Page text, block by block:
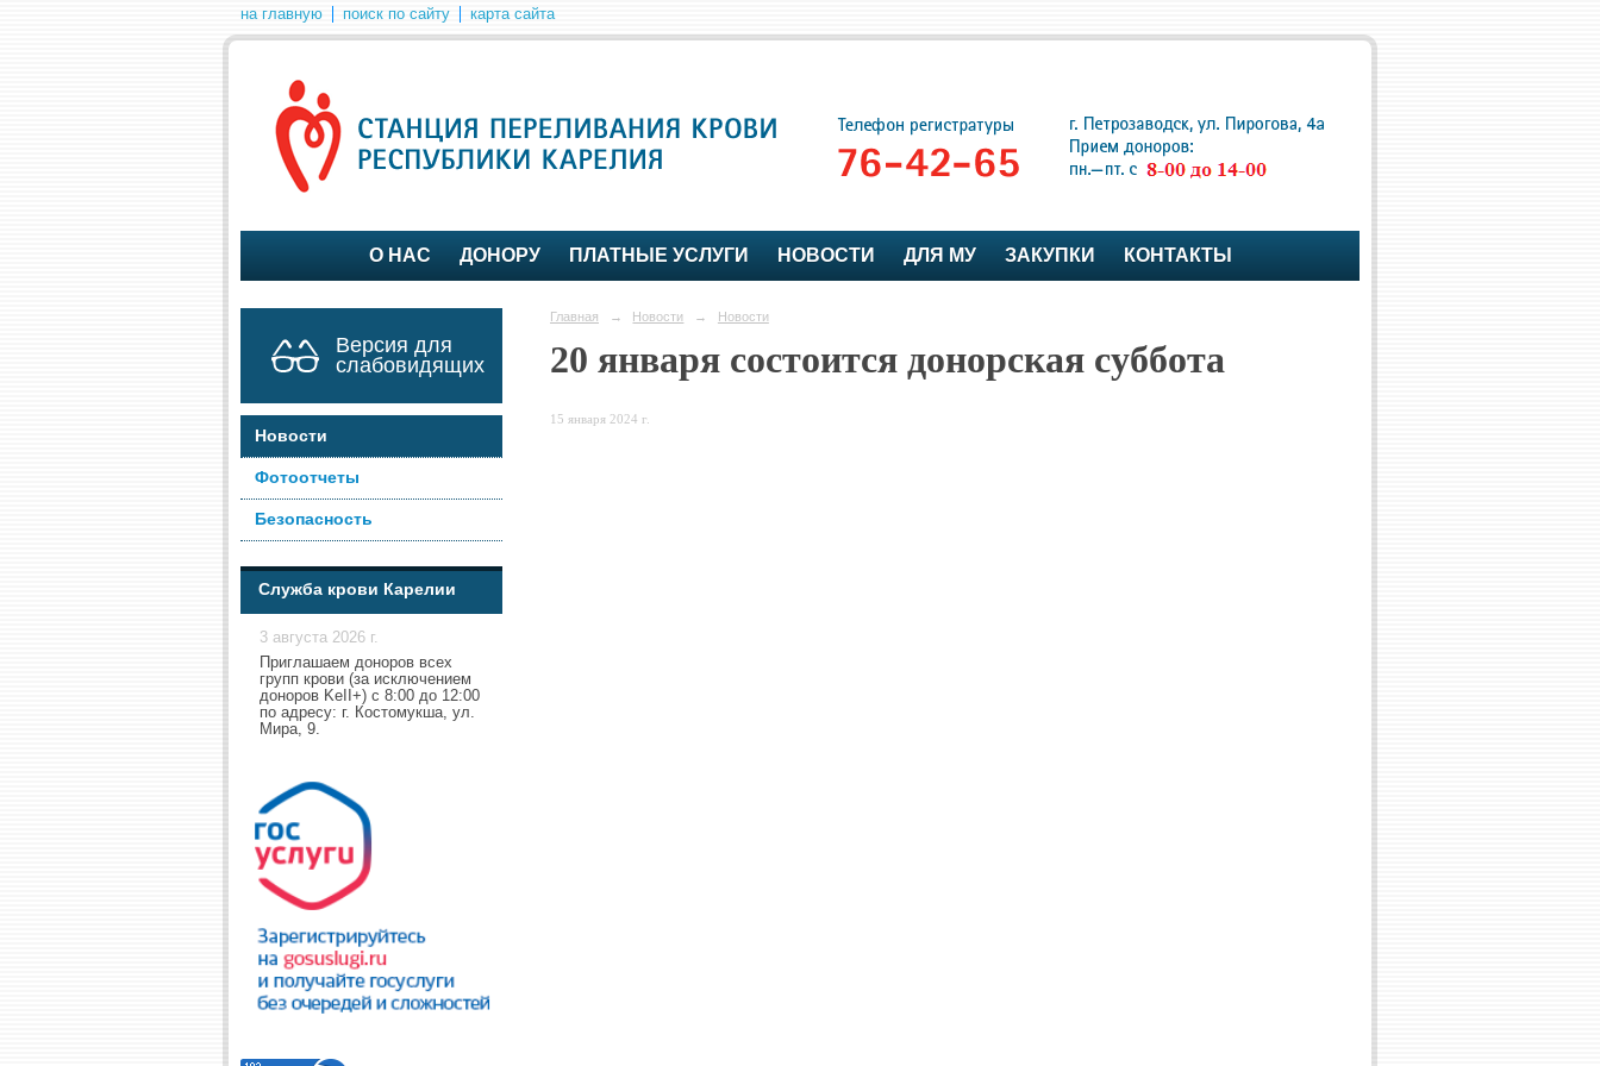
на главную поиск по сайту карта сайта
О НАС ДОНОРУ ПЛАТНЫЕ УСЛУГИ НОВОСТИ ДЛЯ МУ ЗАКУПКИ КОНТАКТЫ
Версия для
слабовидящих
Новости
Фотоотчеты
Безопасность
Служба крови Карелии
3 августа 2026 г.
Приглашаем доноров всех
групп крови (за исключением
доноров KeII+) с 8:00 до 12:00
по адресу: г. Костомукша, ул.
Мира, 9.
Главная → Новости → Новости
20 января состоится донорская суббота
15 января 2024 г.